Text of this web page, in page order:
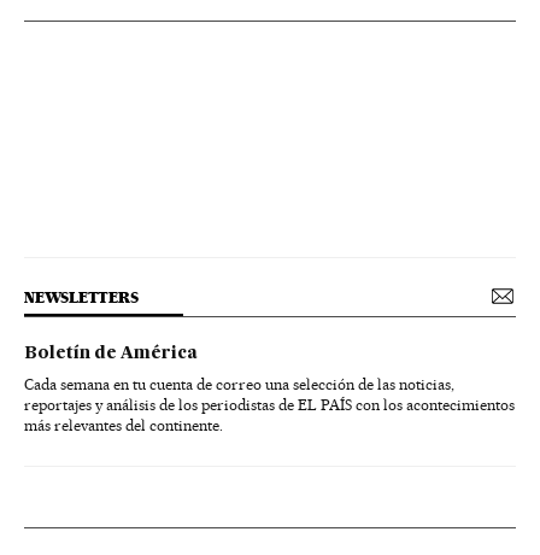
NEWSLETTERS
Boletín de América
Cada semana en tu cuenta de correo una selección de las noticias,
reportajes y análisis de los periodistas de EL PAÍS con los acontecimientos
más relevantes del continente.